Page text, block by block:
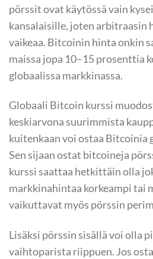
pörssit ovat käytössä vain
kansalaisille, joten arbitraasin
vaikeaa. Bitcoinin hinta onkin
maissa jopa 10–15 prosenttia
globaalissa markkinassa.
Globaali Bitcoin kurssi
keskiarvona suurimmista
kuitenkaan voi ostaa Bitcoinia
Sen sijaan ostat bitcoineja
kurssi saattaa hetkittäin olla
markkinahintaa korkeampi tai
vaikuttavat myös pörssin
Lisäksi pörssin sisällä voi olla
vaihtoparista riippuen. Jos